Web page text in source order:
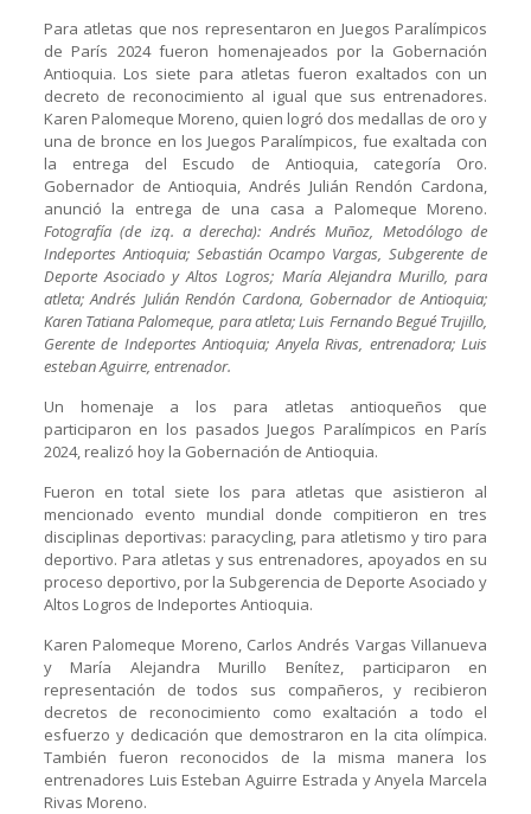
Para atletas que nos representaron en Juegos Paralímpicos
de París 2024 fueron homenajeados por la Gobernación
Antioquia. Los siete para atletas fueron exaltados con un
decreto de reconocimiento al igual que sus entrenadores.
Karen Palomeque Moreno, quien logró dos medallas de oro y
una de bronce en los Juegos Paralímpicos, fue exaltada con
la entrega del Escudo de Antioquia, categoría Oro.
Gobernador de Antioquia, Andrés Julián Rendón Cardona,
anunció la entrega de una casa a Palomeque Moreno.
Fotografía (de izq. a derecha): Andrés Muñoz, Metodólogo de
Indeportes Antioquia; Sebastián Ocampo Vargas, Subgerente de
Deporte Asociado y Altos Logros; María Alejandra Murillo, para
atleta; Andrés Julián Rendón Cardona, Gobernador de Antioquia;
Karen Tatiana Palomeque, para atleta; Luis Fernando Begué Trujillo,
Gerente de Indeportes Antioquia; Anyela Rivas, entrenadora; Luis
esteban Aguirre, entrenador.
Un homenaje a los para atletas antioqueños que
participaron en los pasados Juegos Paralímpicos en París
2024, realizó hoy la Gobernación de Antioquia.
Fueron en total siete los para atletas que asistieron al
mencionado evento mundial donde compitieron en tres
disciplinas deportivas: paracycling, para atletismo y tiro para
deportivo. Para atletas y sus entrenadores, apoyados en su
proceso deportivo, por la Subgerencia de Deporte Asociado y
Altos Logros de Indeportes Antioquia.
Karen Palomeque Moreno, Carlos Andrés Vargas Villanueva
y María Alejandra Murillo Benítez, participaron en
representación de todos sus compañeros, y recibieron
decretos de reconocimiento como exaltación a todo el
esfuerzo y dedicación que demostraron en la cita olímpica.
También fueron reconocidos de la misma manera los
entrenadores Luis Esteban Aguirre Estrada y Anyela Marcela
Rivas Moreno.